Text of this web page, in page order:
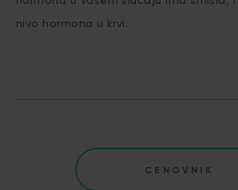
nivo hormona u krvi.
CENOVNIK